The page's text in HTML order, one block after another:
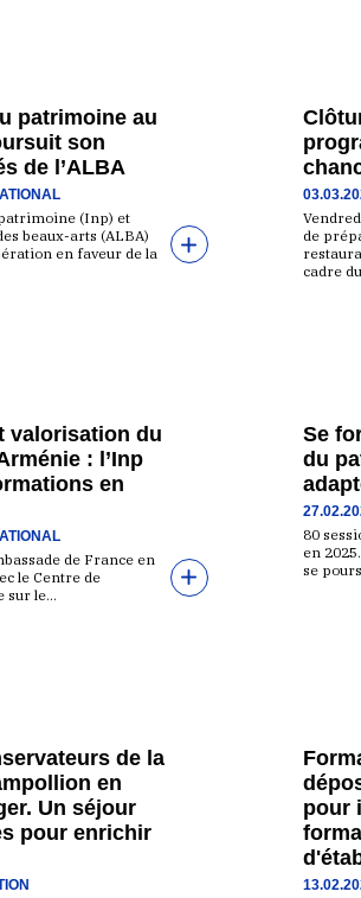
patrimoine au
son
de l’ALBA
(Inp) et
beaux-arts (ALBA)
en faveur de la
de
cadre
valorisation du
: l’Inp
en
de France en
le Centre de
sur le…
Se
du
80
en
se
de la
en
Un séjour
pour enrichir
pour